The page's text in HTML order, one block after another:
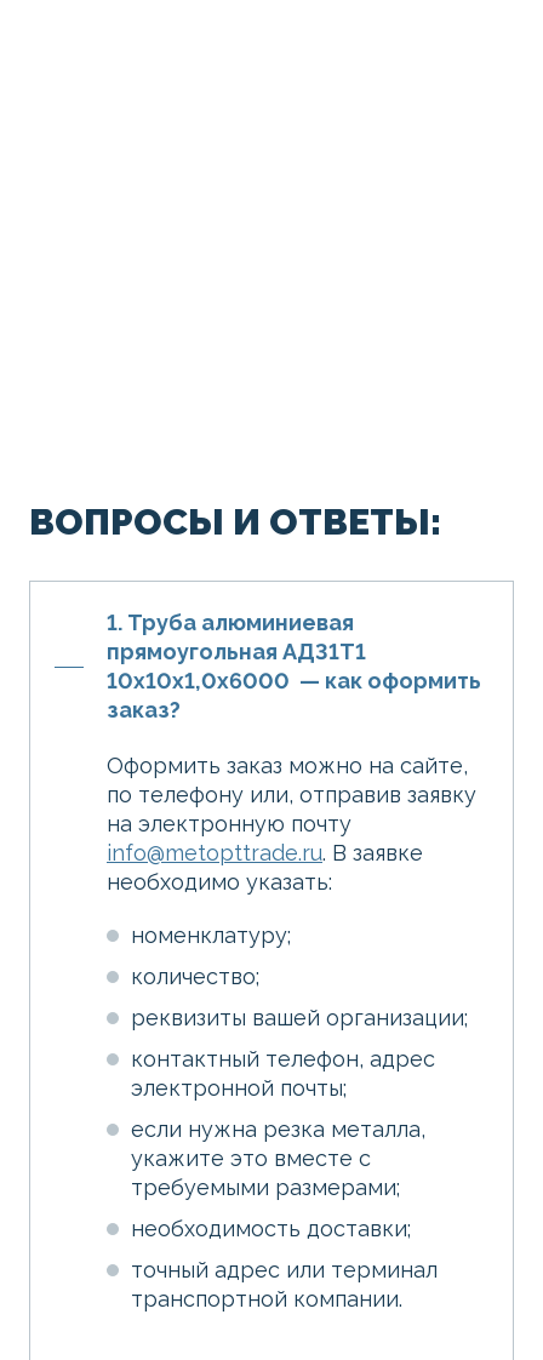
ВОПРОСЫ И ОТВЕТЫ:
1. Труба алюминиевая
прямоугольная АД31Т1
10х10х1,0х6000 — как оформить
заказ?
Оформить заказ можно на сайте,
по телефону или, отправив заявку
на электронную почту
info@metopttrade.ru. В заявке
необходимо указать:
номенклатуру;
количество;
реквизиты вашей организации;
контактный телефон, адрес
электронной почты;
если нужна резка металла,
укажите это вместе с
требуемыми размерами;
необходимость доставки;
точный адрес или терминал
транспортной компании.